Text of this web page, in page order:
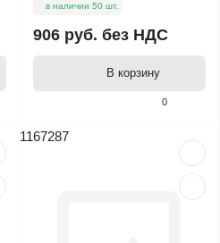
0
в наличии 50 шт.
906 руб. без НДС
В корзину
1167287